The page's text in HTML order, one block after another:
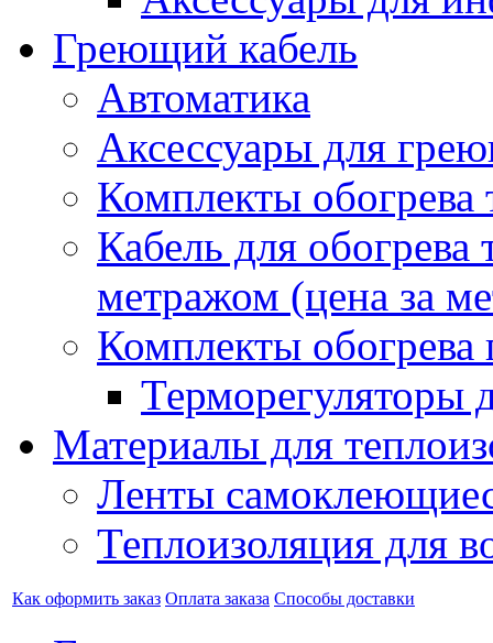
Греющий кабель
Автоматика
Аксессуары для
Комплекты обогрева
Кабель для обогрева
метражом (цена за
Комплекты обогрева
Терморегуляторы
Материалы для
Ленты
Теплоизоляция для
Как оформить заказ Оплата заказа Способы доставки